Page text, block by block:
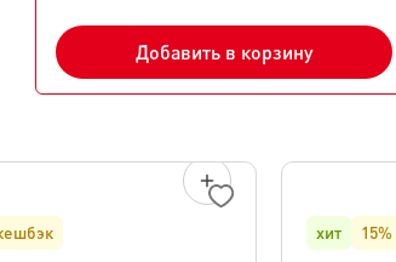
Добавить в корзину
хит